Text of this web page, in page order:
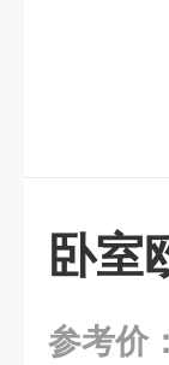
卧室
参考价：